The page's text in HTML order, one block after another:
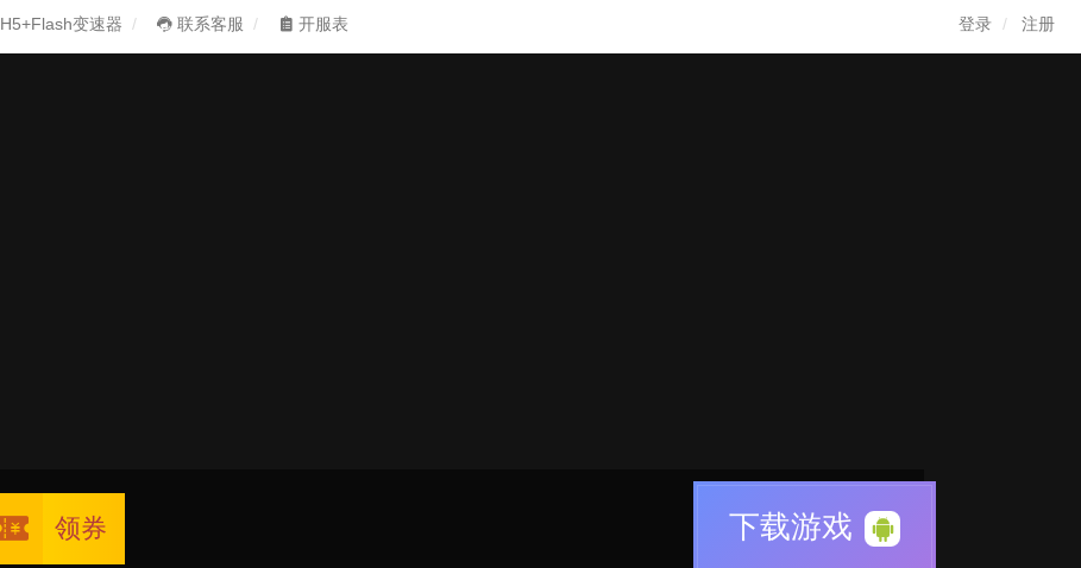
H5+Flash变速器 联系客服 开服表 登录 注册
领券 下载游戏